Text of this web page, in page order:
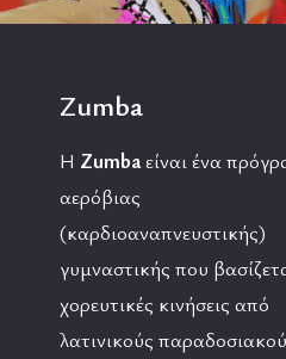
Zumba
Η Zumbaείναι ένα
αερόβιας
(καρδιοαναπνευστικής)
γυμναστικής που
χορευτικές κινήσεις από
λατινικούς